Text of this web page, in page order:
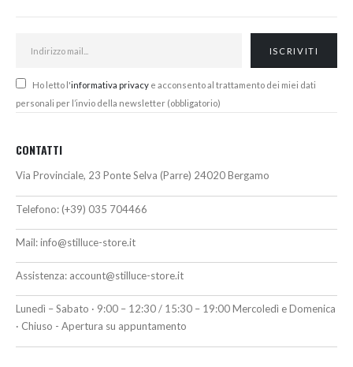
Ho letto l'informativa privacy e acconsento al trattamento dei miei dati
personali per l’invio della newsletter (obbligatorio)
CONTATTI
Via Provinciale, 23 Ponte Selva (Parre) 24020 Bergamo
Telefono: (+39) 035 704466
Mail:info@stilluce-store.it
Assistenza: account@stilluce-store.it
Lunedì – Sabato · 9:00 – 12:30 / 15:30 – 19:00 Mercoledì e Domenica
· Chiuso - Apertura su appuntamento